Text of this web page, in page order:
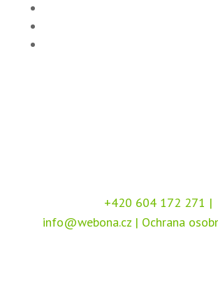
+420 604 172 271 |
info@webona.cz | Ochrana